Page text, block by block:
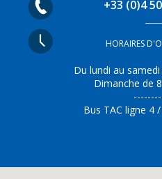
+33 (0)4
HORAIRES
Du lundi au
Dimanche de
Bus TAC ligne 4